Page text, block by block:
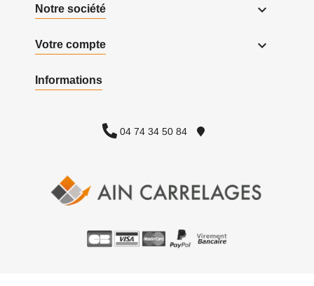
Notre société 
Votre compte 
Informations
04 74 34 50 84